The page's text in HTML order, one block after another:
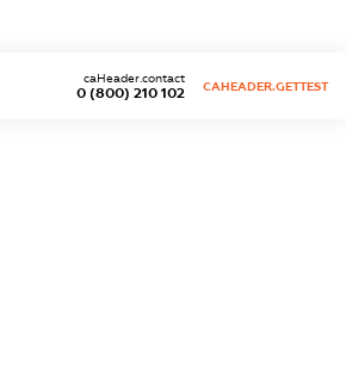
0 (800) 210 102
caHeader.contact
CAHEADER.GETTEST